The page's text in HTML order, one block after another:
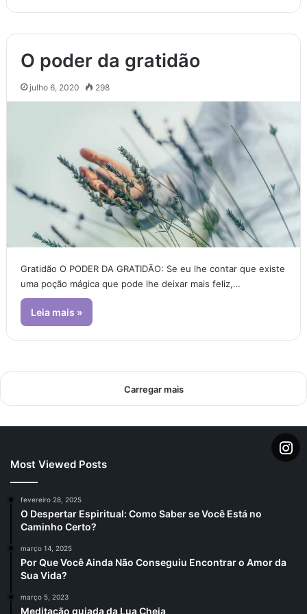
O poder da gratidão
julho 6, 2020 298
Gratidão O PODER DA GRATIDÃO: Se eu lhe contar que existe
uma poção mágica que pode lhe deixar mais feliz,…
Leia mais »
Carregar mais
Most Viewed Posts
fevereiro 28, 2025
O Despertar Espiritual: Como Saber se Você Está no
Caminho Certo?
março 14, 2025
Por Que Você Ainda Não Conseguiu Encontrar o Amor da
Sua Vida?
março 5, 2023
Meditação guiada da Lua Cheia